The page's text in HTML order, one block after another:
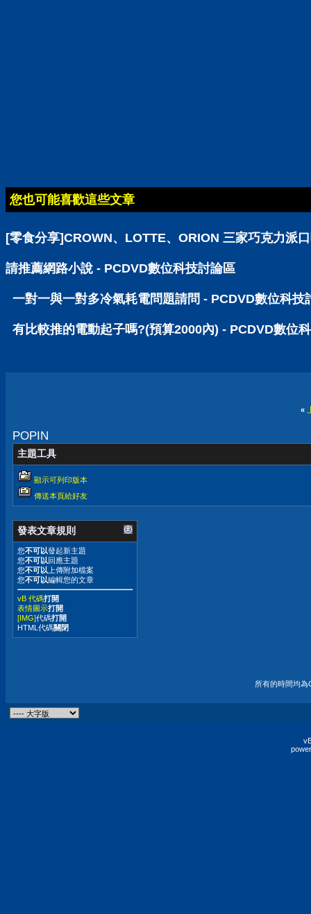
您也可能喜歡這些文章
[零食分享]CROWN、LOTTE、ORION 三家巧克力派
請推薦網路小說 - PCDVD數位科技討論區
一對一與一對多冷氣耗電問題請問 - PCDVD數位科技
有比較推的電動起子嗎?(預算2000內) - PCDVD數位
«
POPIN
主題工具
顯示可列印版本
傳送本頁給好友
發表文章規則
您不可以發起新主題
您不可以回應主題
您不可以 上傳附加檔案
您不可以編輯您的文章
vB 代碼打開
表情圖示打開
[IMG]代碼打開
HTML代碼關閉
所有的時間均為